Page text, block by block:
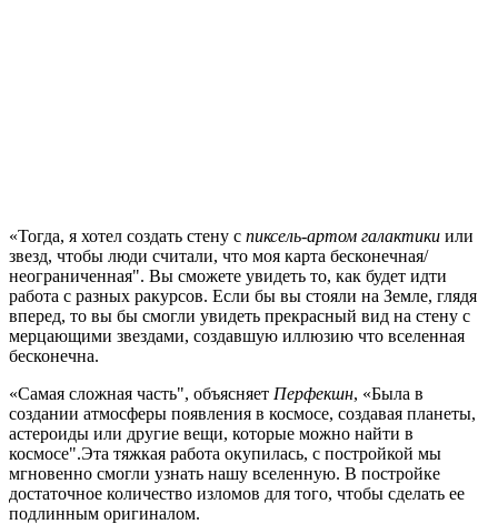
«Тогда, я хотел создать стену с пиксель-артом галактики или
звезд, чтобы люди считали, что моя карта бесконечная/
неограниченная". Вы сможете увидеть то, как будет идти
работа с разных ракурсов. Если бы вы стояли на Земле, глядя
вперед, то вы бы смогли увидеть прекрасный вид на стену с
мерцающими звездами, создавшую иллюзию что вселенная
бесконечна.
«Самая сложная часть", объясняет Перфекшн, «Была в
создании атмосферы появления в космосе, создавая планеты,
астероиды или другие вещи, которые можно найти в
космосе".Эта тяжкая работа окупилась, с постройкой мы
мгновенно смогли узнать нашу вселенную. В постройке
достаточное количество изломов для того, чтобы сделать ее
подлинным оригиналом.